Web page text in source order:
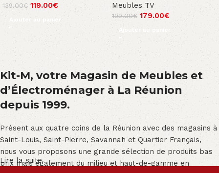
139.00€ 119.00€
Ajouter au panier
Meubles TV
199.00€ 179.00€
Ajouter au panier
Kit-M, votre Magasin de Meubles et
d’Électroménager à La Réunion
depuis 1999.
Présent aux quatre coins de la Réunion avec des magasins à
Saint-Louis, Saint-Pierre, Savannah et Quartier Français,
nous vous proposons une grande sélection de produits bas
prix mais également du milieu et haut-de-gamme en
Lire la suite